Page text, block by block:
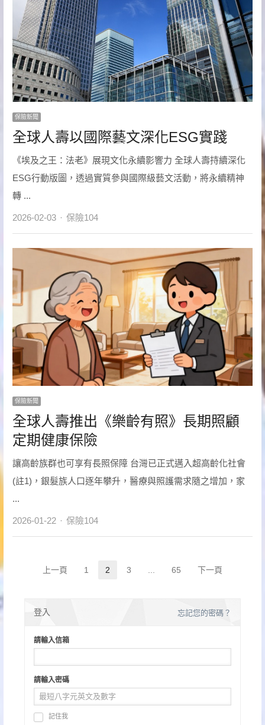
保險新聞
全球人壽以國際藝文深化ESG實踐
《埃及之王：法老》展現文化永續影響力 全球人壽持續深化
ESG行動版圖，透過實質參與國際級藝文活動，將永續精神
轉 ...
2026-02-03 Author
保險104
保險新聞
全球人壽推出《樂齡有照》長期照顧
定期健康保險
讓高齡族群也可享有長照保障 台灣已正式邁入超高齡化社會
(註1)，銀髮族人口逐年攀升，醫療與照護需求隨之增加，家
...
2026-01-22 Author
保險104
上一頁 Page
1 Page
2 Page
3 Page
65 下一頁
登入 忘記您的密碼？
請輸入信箱
請輸入密碼
記住我